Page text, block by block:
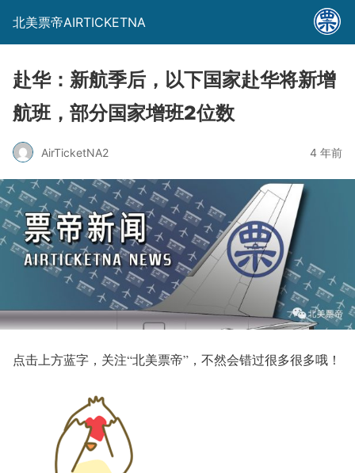
北美票帝AIRTICKETNA
赴华：新航季后，以下国家赴华将新增
航班，部分国家增班2位数
AirTicketNA2 4 年前
点击上方蓝字，关注“北美票帝” ，不然会错过很多很多哦！